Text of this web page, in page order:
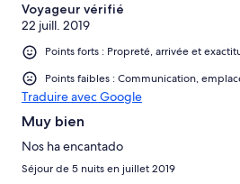
Voyageur vérifié
22 juill. 2019
Points forts : Propreté, arrivée et
Points faibles : Communication,
Traduire avec Google
Muy bien
Nos ha encantado
Séjour de 5 nuits en juillet 2019